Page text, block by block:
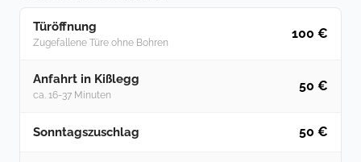
Türöffnung
Zugefallene Türe ohne Bohren
100 €
Anfahrt in Kißlegg
ca. 16-37 Minuten
50 €
Sonntagszuschlag 50 €